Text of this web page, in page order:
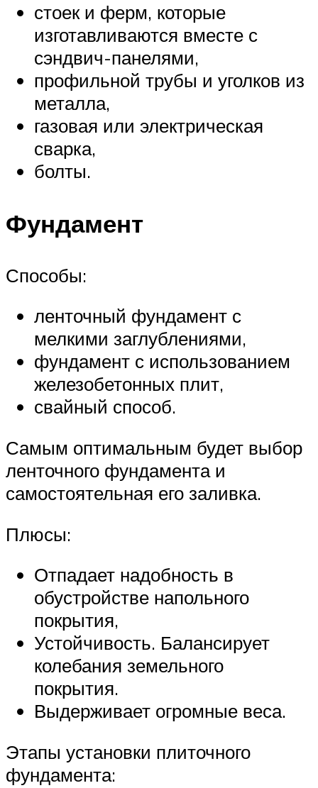
стоек и ферм, которые
изготавливаются вместе с
сэндвич-панелями,
профильной трубы и уголков из
металла,
газовая или электрическая
сварка,
болты.
Фундамент
Способы:
ленточный фундамент с
мелкими заглублениями,
фундамент с использованием
железобетонных плит,
свайный способ.
Самым оптимальным будет выбор
ленточного фундамента и
самостоятельная его заливка.
Плюсы:
Отпадает надобность в
обустройстве напольного
покрытия,
Устойчивость. Балансирует
колебания земельного
покрытия.
Выдерживает огромные веса.
Этапы установки плиточного
фундамента: